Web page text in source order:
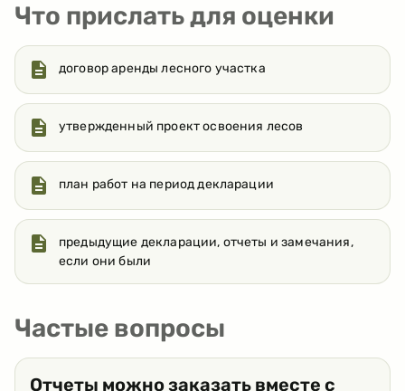
Что прислать для оценки
договор аренды лесного участка
утвержденный проект освоения лесов
план работ на период декларации
предыдущие декларации, отчеты и замечания,
если они были
Частые вопросы
Отчеты можно заказать вместе с